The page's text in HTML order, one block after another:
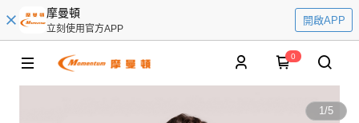
摩曼頓
立刻使用官方APP
開啟APP
0
1/5